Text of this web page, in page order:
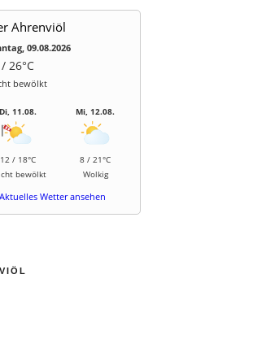
Ahrenviöl
09.08.2026
26°C
bewölkt
Di, 11.08.
12 / 18°C
bewölkt
Mi, 12.08.
8 / 21°C
Wolkig
Aktuelles Wetter ansehen